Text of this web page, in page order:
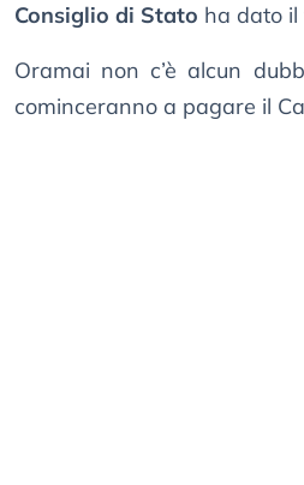
Consiglio di Stato ha dato il
Oramai non c’è alcun
cominceranno a pagare il